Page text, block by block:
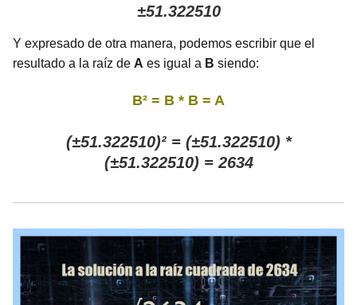
±51.322510
Y expresado de otra manera, podemos escribir que el
resultado a la raíz de A es igual a B siendo:
B² = B * B = A
(±51.322510)² = (±51.322510) *
(±51.322510) = 2634